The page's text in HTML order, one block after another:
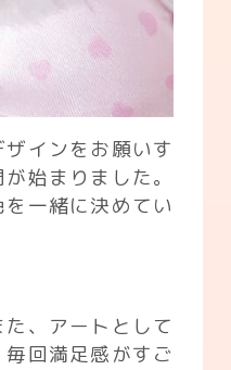
インをお願いす
始まりました。
一緒に決めてい
、アートとして
回満足感がすご